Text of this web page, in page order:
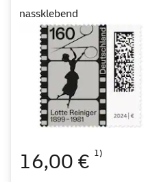
nassklebend
16,00 € 1)